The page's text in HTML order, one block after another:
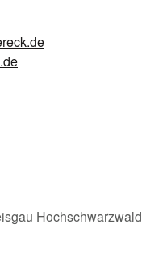
Hochschwarzwald